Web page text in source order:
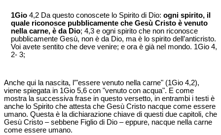
1Gio 4,2 Da questo conoscete lo Spirito di Dio: ogni spirito, il
quale riconosce pubblicamente che Gesù Cristo è venuto
nella carne, è da Dio; 4,3 e ogni spirito che non riconosce
pubblicamente Gesù, non è da Dio, ma è lo spirito dell’anticristo.
Voi avete sentito che deve venire; e ora è già nel mondo. 1Gio 4,
2- 3;
Anche qui la nascita, l’"essere venuto nella carne" (1Gio 4,2),
viene spiegata in 1Gio 5,6 con "venuto con acqua". E come
mostra la successiva frase in questo versetto, in entrambi i testi è
anche lo Spirito che attesta che Gesù Cristo nacque come essere
umano. Questa è la dichiarazione chiave di questi due capitoli, che
Gesù Cristo – sebbene Figlio di Dio – eppure, nacque nella carne
come essere umano.